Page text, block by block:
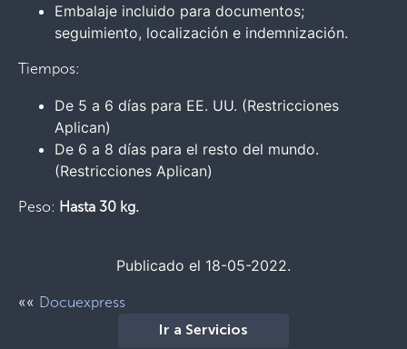
Embalaje incluido para documentos;
seguimiento, localización e indemnización.
Tiempos:
De 5 a 6 días para EE. UU. (Restricciones
Aplican)
De 6 a 8 días para el resto del mundo.
(Restricciones Aplican)
Peso: Hasta 30 kg.
Publicado el 18-05-2022.
«« Docuexpress
Ir a Servicios